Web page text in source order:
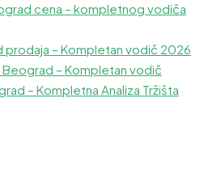
cena – kompletnog vodiča
prodaja – Kompletan vodič 2026
Beograd – Kompletan vodič
– Kompletna Analiza Tržišta